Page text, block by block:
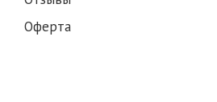
Оферта